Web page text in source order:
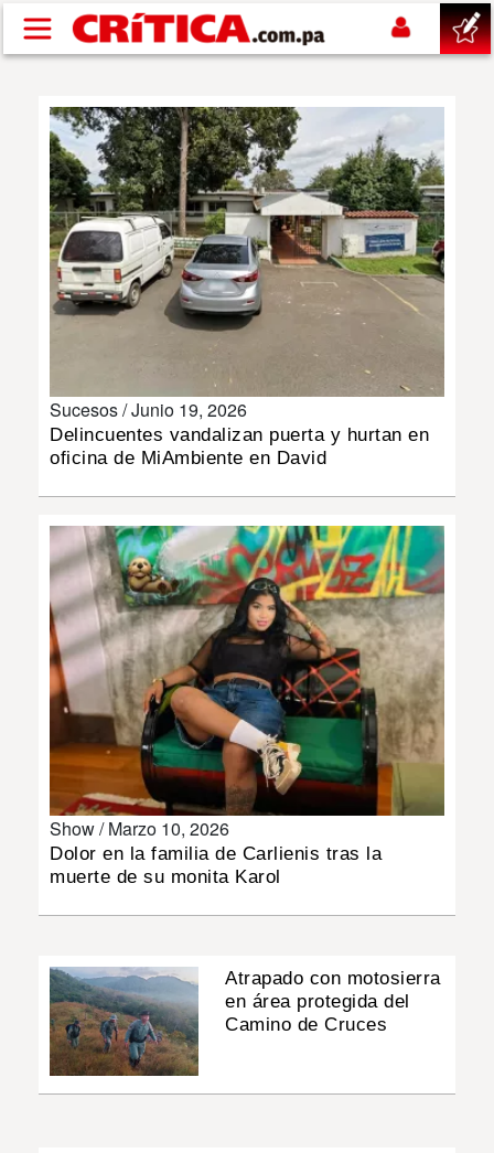
Pasar al contenido principal
SUCESOS
NACIONAL
POLÍTICA
DEPORTES
INSÓLITAS
MULTIMEDIA
IMPRESO
Sucesos /Junio 19, 2026
Delincuentes vandalizan puerta y hurtan en
oficina de MiAmbiente en David
Show /Marzo 10, 2026
Dolor en la familia de Carlienis tras la
muerte de su monita Karol
Atrapado con motosierra
en área protegida del
Camino de Cruces